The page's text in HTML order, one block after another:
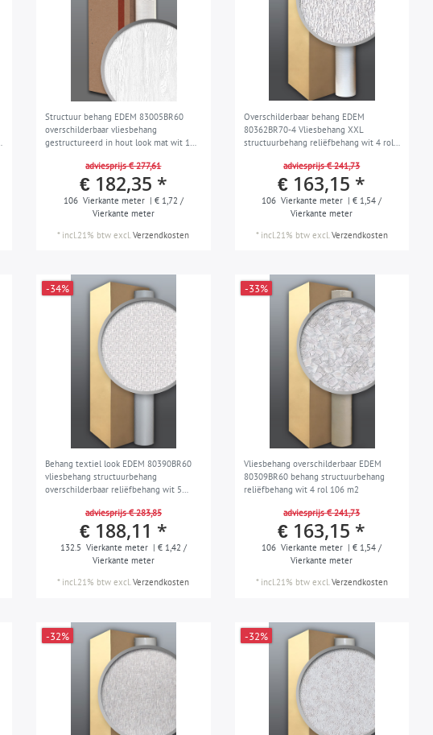
Structuur behang EDEM 83005BR60
overschilderbaar vliesbehang
gestructureerd in hout look mat wit 1
adviesprijs € 277,61
€ 182,35 *
106 Vierkante meter | € 1,72 /
Vierkante meter
* incl.21% btw excl.Verzendkosten
Overschilderbaar behang EDEM
80362BR70-4 Vliesbehang XXL
structuurbehang reliëfbehang wit 4 rol
adviesprijs € 241,73
€ 163,15 *
106 Vierkante meter | € 1,54 /
Vierkante meter
* incl.21% btwexcl. Verzendkosten
-34%
Behang textiel look EDEM 80390BR60
vliesbehang structuurbehang
overschilderbaar reliëfbehang wit 5
adviesprijs € 283,85
€ 188,11 *
132.5 Vierkante meter | € 1,42 /
Vierkante meter
* incl.21% btw excl.Verzendkosten
-33%
Vliesbehang overschilderbaar EDEM
80309BR60 behang structuurbehang
reliëfbehang wit 4 rol 106 m2
adviesprijs € 241,73
€ 163,15 *
106 Vierkante meter | € 1,54 /
Vierkante meter
* incl.21% btwexcl.Verzendkosten
-32% -32%